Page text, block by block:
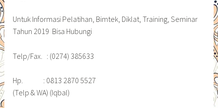
Untuk Informasi Pelatihan, Bimtek, Diklat, Training, Seminar
Tahun 2019 Bisa Hubungi
Telp/Fax. : (0274) 385633
Hp. : 0813 2870 5527
(Telp & WA) (Iqbal)